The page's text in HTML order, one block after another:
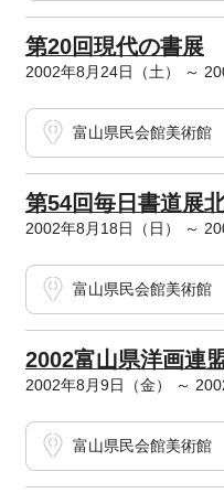
第20回現代の書展
2002年8月24日（土） ～
富山県民会館美術館
第54回毎日書道展
2002年8月18日（日） ～
富山県民会館美術館
2002富山県洋画連
2002年8月9日（金） ～
富山県民会館美術館